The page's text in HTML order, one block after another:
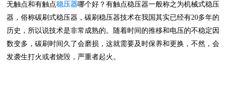
无触点和有触点稳压器哪个好？有触点稳压器一般称之为机械式稳压
器，俗称碳刷式稳压器，碳刷稳压器技术在我国其实已经有20多年的
历史，所以说技术是非常成熟的。随着时间的推移和电压的不稳定因
数变多，碳刷时间久了会磨损，这就需要及时保养和更换，不然，会
发袭生打火或者烧毁，严重者起火。